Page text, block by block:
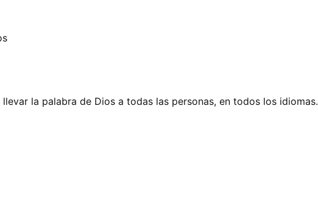
la palabra de Dios a todas las personas, en todos los idiomas.